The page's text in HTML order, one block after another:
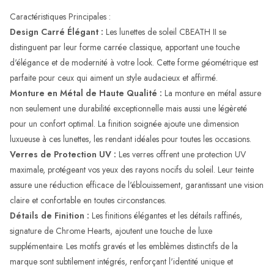
Caractéristiques Principales :
Design Carré Élégant : Les lunettes de soleil CBEATH II se
distinguent par leur forme carrée classique, apportant une touche
d'élégance et de modernité à votre look. Cette forme géométrique est
parfaite pour ceux qui aiment un style audacieux et affirmé.
Monture en Métal de Haute Qualité : La monture en métal assure
non seulement une durabilité exceptionnelle mais aussi une légèreté
pour un confort optimal. La finition soignée ajoute une dimension
luxueuse à ces lunettes, les rendant idéales pour toutes les occasions.
Verres de Protection UV : Les verres offrent une protection UV
maximale, protégeant vos yeux des rayons nocifs du soleil. Leur teinte
assure une réduction efficace de l'éblouissement, garantissant une vision
claire et confortable en toutes circonstances.
Détails de Finition : Les finitions élégantes et les détails raffinés,
signature de Chrome Hearts, ajoutent une touche de luxe
supplémentaire. Les motifs gravés et les emblèmes distinctifs de la
marque sont subtilement intégrés, renforçant l'identité unique et